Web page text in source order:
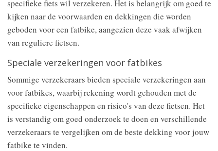
specifieke fiets wil verzekeren. Het is belangrijk om goed te
kijken naar de voorwaarden en dekkingen die worden
geboden voor een fatbike, aangezien deze vaak afwijken
van reguliere fietsen.
Speciale verzekeringen voor fatbikes
Sommige verzekeraars bieden speciale verzekeringen aan
voor fatbikes, waarbij rekening wordt gehouden met de
specifieke eigenschappen en risico's van deze fietsen. Het
is verstandig om goed onderzoek te doen en verschillende
verzekeraars te vergelijken om de beste dekking voor jouw
fatbike te vinden.